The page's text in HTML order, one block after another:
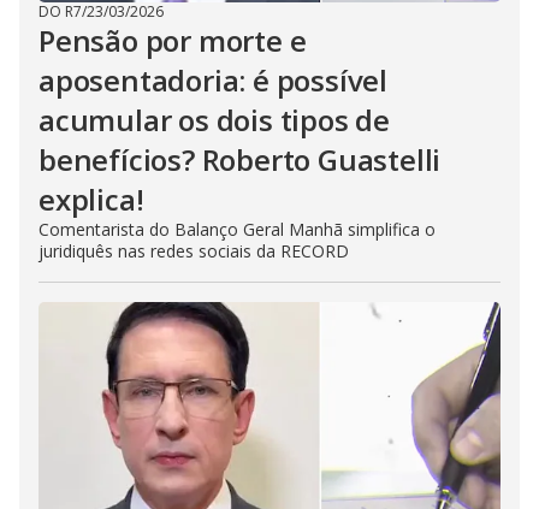
DO R7/23/03/2026
Pensão por morte e
aposentadoria: é possível
acumular os dois tipos de
benefícios? Roberto Guastelli
explica!
Comentarista do Balanço Geral Manhã simplifica o
juridiquês nas redes sociais da RECORD